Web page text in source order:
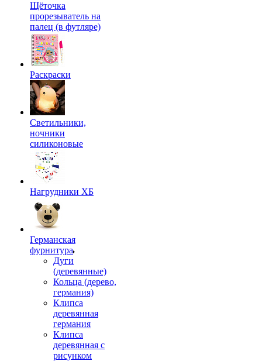
Щёточка
прорезыватель на
палец (в футляре)
Раскраски
Светильники,
ночники
силиконовые
Нагрудники ХБ
Германская
фурнитура
Дуги
(деревянные)
Кольца (дерево,
германия)
Клипса
деревянная
германия
Клипса
деревянная с
рисунком